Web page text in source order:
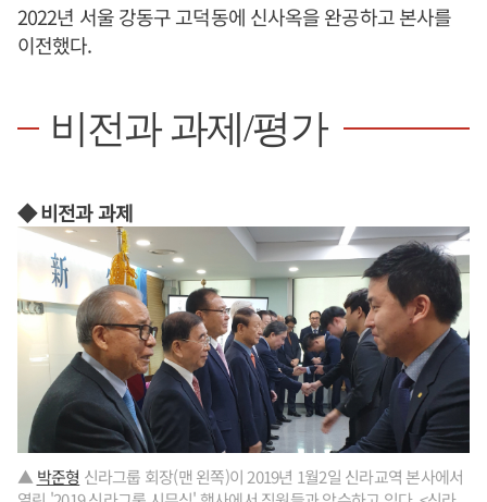
2022년 서울 강동구 고덕동에 신사옥을 완공하고 본사를
이전했다.
비전과 과제/평가
◆ 비전과 과제
▲ 박준형 신라그룹 회장(맨 왼쪽)이 2019년 1월2일 신라교역 본사에서